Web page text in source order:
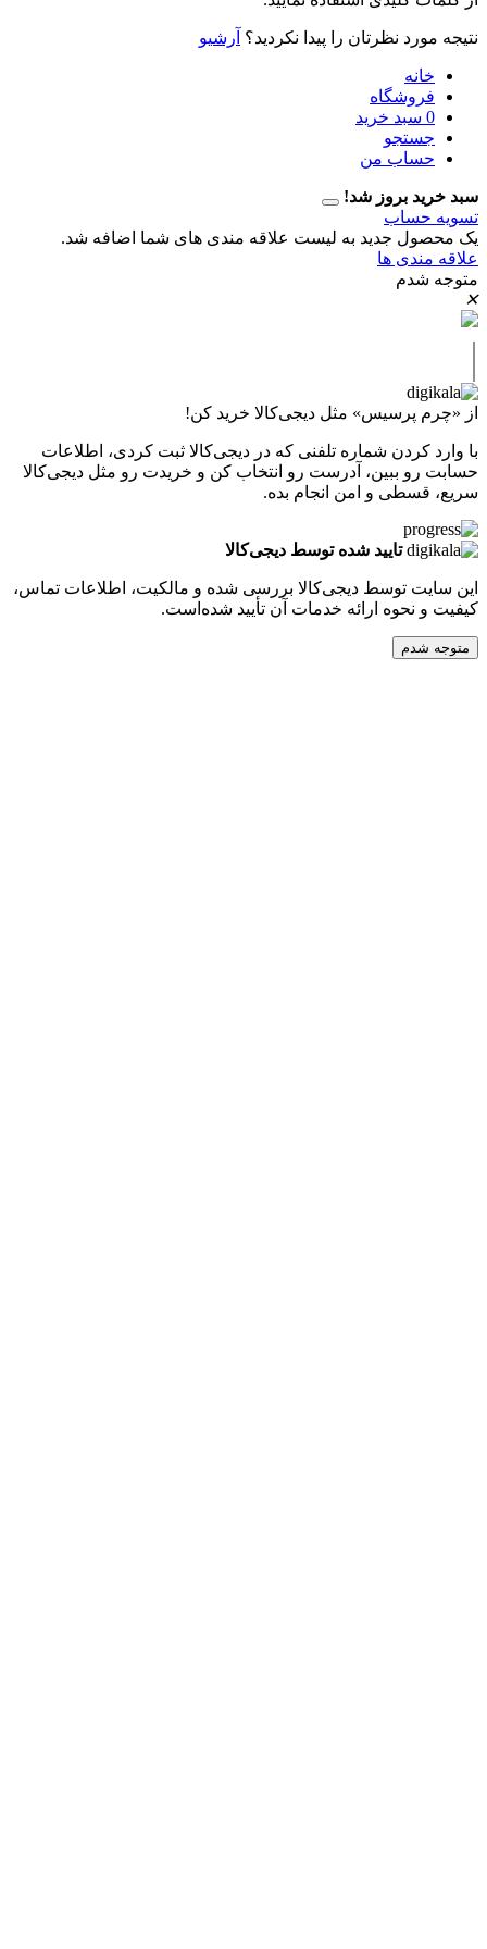
نظرتان را پیدا نکردید؟ آرشیو
سبد خرید
من
بروز شد!
جدید به لیست علاقه مندی های شما اضافه شد.
ها
پرسیس» مثل دیجی‌کالا خرید کن!
شماره تلفنی که در دیجی‌کالا ثبت کردی، اطلاعات
ببین، آدرست رو انتخاب کن و خریدت رو مثل دیجی‌کالا
و امن انجام بده.
تایید شده توسط دیجی‌کالا
توسط دیجی‌کالا بررسی شده و مالکیت، اطلاعات تماس،
ارائه خدمات آن تأیید شده‌است.